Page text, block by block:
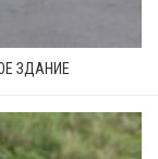
ЗДАНИЕ